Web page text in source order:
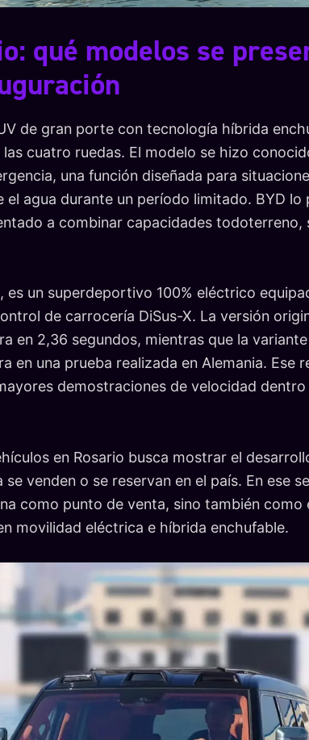
qué modelos se
de gran porte con tecnología híbrida
cuatro ruedas. El modelo se hizo
una función diseñada para
el agua durante un período limitado. BYD lo
a combinar capacidades todoterreno,
es un superdeportivo 100% eléctrico
de carrocería DiSus-X. La versión
en 2,36 segundos, mientras que la
en una prueba realizada en Alemania. Ese
demostraciones de velocidad
en Rosario busca mostrar el
venden o se reservan en el país. En ese
como punto de venta, sino también como
movilidad eléctrica e híbrida enchufable.